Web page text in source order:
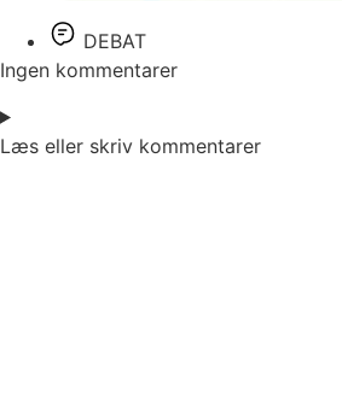
DEBAT
Ingen kommentarer
Læs eller skriv kommentarer